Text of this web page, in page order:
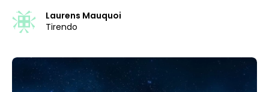
Laurens Mauquoi
Tirendo